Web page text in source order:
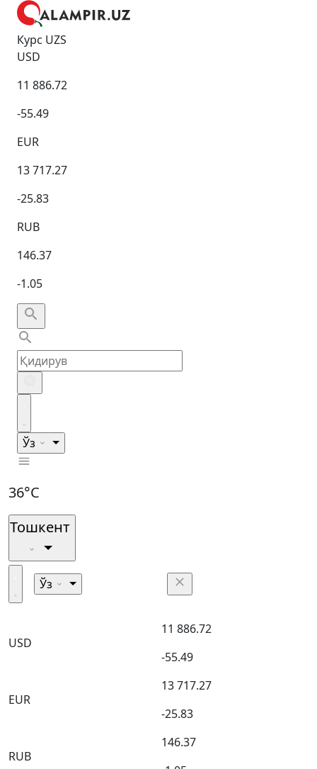
Курс UZS
USD
11 886.72
-55.49
EUR
13 717.27
-25.83
RUB
146.37
-1.05
Ўз
36°C
Тошкент
Ўз
USD
11 886.72
-55.49
EUR
13 717.27
-25.83
RUB
146.37